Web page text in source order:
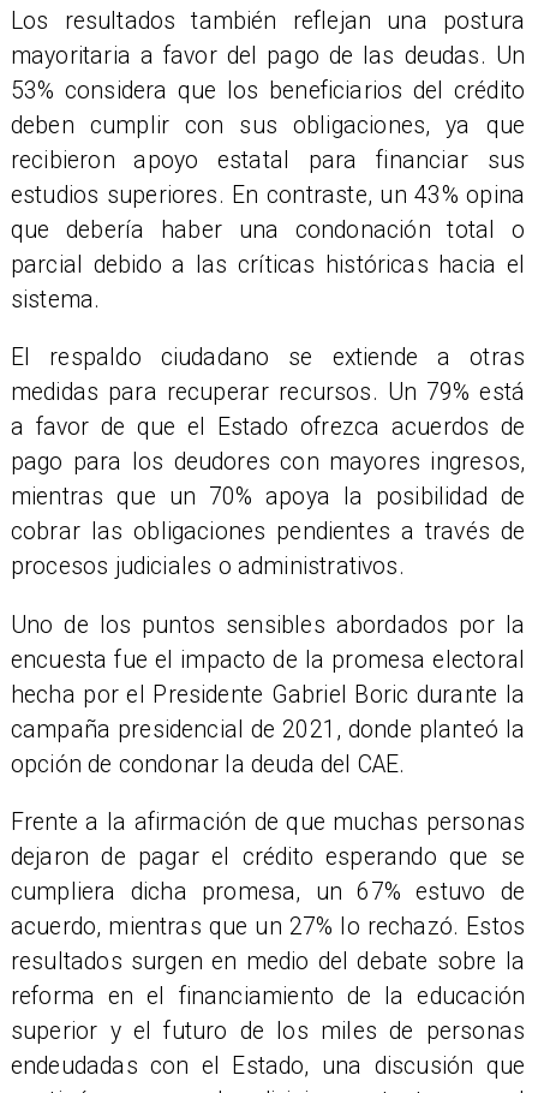
Los resultados también reflejan una postura
mayoritaria a favor del pago de las deudas. Un
53% considera que los beneficiarios del crédito
deben cumplir con sus obligaciones, ya que
recibieron apoyo estatal para financiar sus
estudios superiores. En contraste, un 43% opina
que debería haber una condonación total o
parcial debido a las críticas históricas hacia el
sistema.
El respaldo ciudadano se extiende a otras
medidas para recuperar recursos. Un 79% está
a favor de que el Estado ofrezca acuerdos de
pago para los deudores con mayores ingresos,
mientras que un 70% apoya la posibilidad de
cobrar las obligaciones pendientes a través de
procesos judiciales o administrativos.
Uno de los puntos sensibles abordados por la
encuesta fue el impacto de la promesa electoral
hecha por el Presidente Gabriel Boric durante la
campaña presidencial de 2021, donde planteó la
opción de condonar la deuda del CAE.
Frente a la afirmación de que muchas personas
dejaron de pagar el crédito esperando que se
cumpliera dicha promesa, un 67% estuvo de
acuerdo, mientras que un 27% lo rechazó. Estos
resultados surgen en medio del debate sobre la
reforma en el financiamiento de la educación
superior y el futuro de los miles de personas
endeudadas con el Estado, una discusión que